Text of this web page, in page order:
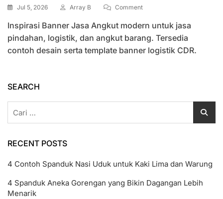
Jul 5, 2026 Array B CommentOn
Contoh
Banner
Jasa
Angkut
Inspirasi Banner Jasa Angkut modern untuk jasa
pindahan, logistik, dan angkut barang. Tersedia
contoh desain serta template banner logistik CDR.
SEARCH
RECENT POSTS
4 Contoh Spanduk Nasi Uduk untuk Kaki Lima dan Warung
4 Spanduk Aneka Gorengan yang Bikin Dagangan Lebih
Menarik